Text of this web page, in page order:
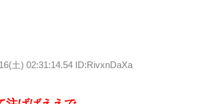
土) 02:31:14.54 ID:RivxnDaXa